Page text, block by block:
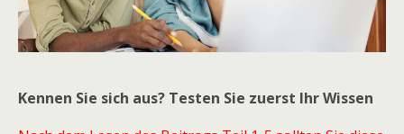
Kennen Sie sich aus? Testen Sie zuerst Ihr Wissen